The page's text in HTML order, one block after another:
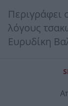
Περιγράφει
λόγους
Ευρυδίκη